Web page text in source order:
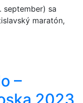
september) sa
maratón,
–
2023